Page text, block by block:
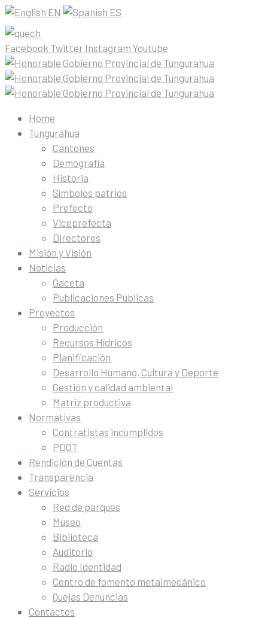
EN ES
Facebook Twitter Instagram Youtube
Home
Tungurahua
Cantones
Demografía
Historia
Símbolos patrios
Prefecto
Viceprefecta
Directores
Misión y Visión
Noticias
Gaceta
Publicaciones Públicas
Proyectos
Producción
Recursos Hídricos
Planificación
Desarrollo Humano, Cultura y Deporte
Gestión y calidad ambiental
Matriz productiva
Normativas
Contratistas incumplidos
PDOT
Rendición de Cuentas
Transparencia
Servicios
Red de parques
Museo
Biblioteca
Auditorio
Radio Identidad
Centro de fomento metalmecánico
Quejas Denuncias
Contactos